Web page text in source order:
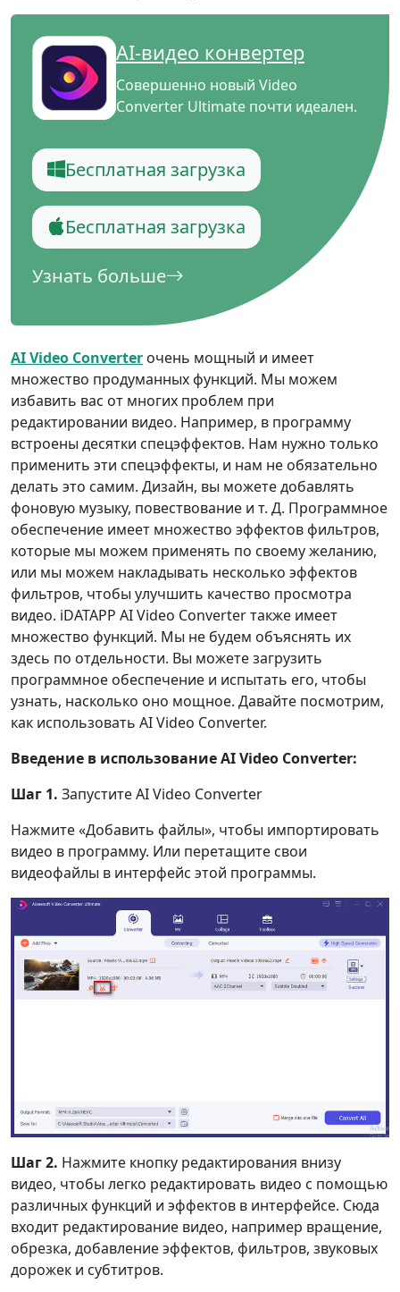
AI-видео конвертер
Совершенно новый Video
Converter Ultimate почти идеален.
Бесплатная загрузка
Бесплатная загрузка
Узнать больше
AI Video Converter очень мощный и имеет
множество продуманных функций. Мы можем
избавить вас от многих проблем при
редактировании видео. Например, в программу
встроены десятки спецэффектов. Нам нужно только
применить эти спецэффекты, и нам не обязательно
делать это самим. Дизайн, вы можете добавлять
фоновую музыку, повествование и т. Д. Программное
обеспечение имеет множество эффектов фильтров,
которые мы можем применять по своему желанию,
или мы можем накладывать несколько эффектов
фильтров, чтобы улучшить качество просмотра
видео. iDATAPP AI Video Converter также имеет
множество функций. Мы не будем объяснять их
здесь по отдельности. Вы можете загрузить
программное обеспечение и испытать его, чтобы
узнать, насколько оно мощное. Давайте посмотрим,
как использовать AI Video Converter.
Введение в использование AI Video Converter:
Шаг 1. Запустите AI Video Converter
Нажмите «Добавить файлы», чтобы импортировать
видео в программу. Или перетащите свои
видеофайлы в интерфейс этой программы.
Шаг 2. Нажмите кнопку редактирования внизу
видео, чтобы легко редактировать видео с помощью
различных функций и эффектов в интерфейсе. Сюда
входит редактирование видео, например вращение,
обрезка, добавление эффектов, фильтров, звуковых
дорожек и субтитров.